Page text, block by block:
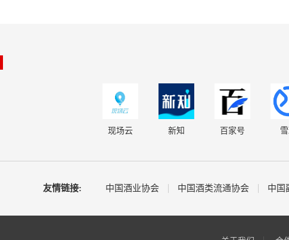
现场云 新知 百家号
友情链接: 中国酒业协会 中国酒类流通协会 中国